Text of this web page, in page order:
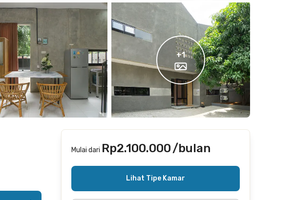
+1
Mulai dari Rp2.100.000/bulan
Lihat Tipe Kamar